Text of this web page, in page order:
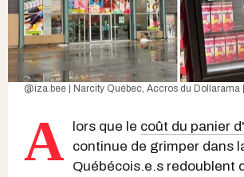
@iza.bee | Narcity Québec Accros du Dollarama
A lors que le coût du panier
continue de grimper dans
Québécois.e.s redoublent